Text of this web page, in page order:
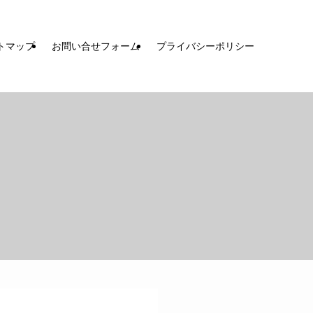
マップ お問い合せフォーム プライバシーポリシー